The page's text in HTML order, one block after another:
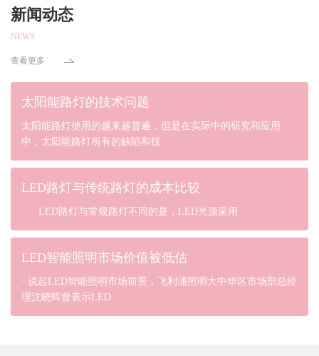
新闻动态
NEWS
查看更多
太阳能路灯的技术问题
太阳能路灯使用的越来越普遍，但是在实际中的研究和应用
中，太阳能路灯所有的缺陷和技
LED路灯与传统路灯的成本比较
LED路灯与常规路灯不同的是，LED光源采用
LED智能照明市场价值被低估
· 说起LED智能照明市场前景，飞利浦照明大中华区市场部总经
理沈晓晖曾表示LED